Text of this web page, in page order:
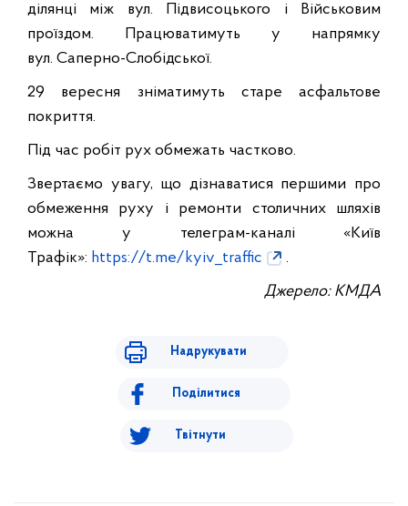
ділянці між вул. Підвисоцького і Військовим
проїздом. Працюватимуть у напрямку
вул. Саперно-Слобідської.
29 вересня зніматимуть старе асфальтове
покриття.
Під час робіт рух обмежать частково.
Звертаємо увагу, що дізнаватися першими про
обмеження руху і ремонти столичних шляхів
можна у телеграм-каналі «Київ
Трафік»: https://t.me/kyiv_traffic
.
Джерело: КМДА
Надрукувати
Поділитися
Твітнути